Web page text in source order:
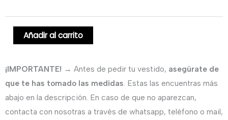
680,00€.590,00€.
con
encajeAñadir al carrito
¡IMPORTANTE! → Antes de pedir tu vestido, asegúrate de
que te has tomado las medidas. Estas las encuentras más
abajo en la descripción. En caso de que no aparezcan,
contacta con nosotras a través de whatsapp, teléfono o mail,